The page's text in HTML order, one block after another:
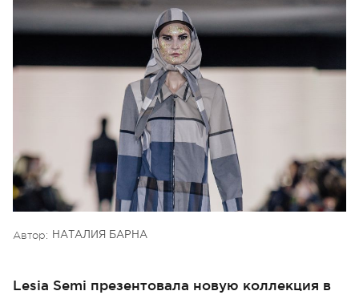
Автор: НАТАЛИЯ БАРНА
Lesia Semi презентовала новую коллекция в